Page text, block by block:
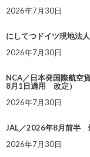
2026年7月30日
にしてつドイツ現地法
2026年7月30日
NCA／日本発国際航空
8月1日適用 改定）
2026年7月30日
JAL／2026年8月前半
2026年7月30日